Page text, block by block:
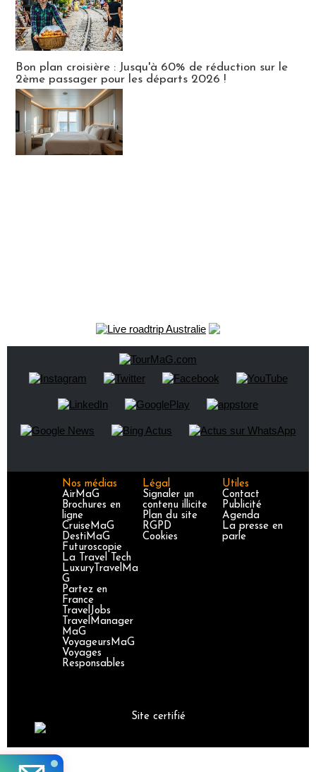
Bon plan croisière : Jusqu'à 60% de réduction sur le
2ème passager pour les départs 2026 !
Nos médias
AirMaG
Brochures en
ligne
CruiseMaG
DestiMaG
Futuroscopie
La Travel Tech
LuxuryTravelMa
G
Partez en
France
TravelJobs
TravelManager
MaG
VoyageursMaG
Voyages
Responsables
Légal
Signaler un
contenu illicite
Plan du site
RGPD
Cookies
Utiles
Contact
Publicité
Agenda
La presse en
parle
Site certifié